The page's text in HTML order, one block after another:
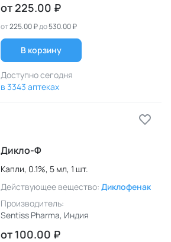
от 225.00 ₽
от225.00 ₽до530.00 ₽
В корзину
Доступно сегодня
в 3343 аптеках
Дикло-Ф
Капли, 0.1%, 5 мл, 1 шт.
Действующее вещество: Диклофенак
Производитель:
Sentiss Pharma, Индия
от 100.00 ₽